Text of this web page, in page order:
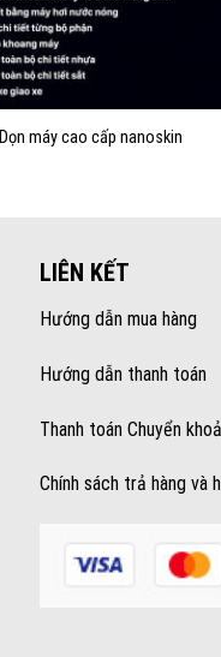
Dọn máy cao cấp nanoskin
LIÊN KẾT
Hướng dẫn mua hàng
Hướng dẫn thanh toán
Thanh toán Chuyển
Chính sách trả hàng và